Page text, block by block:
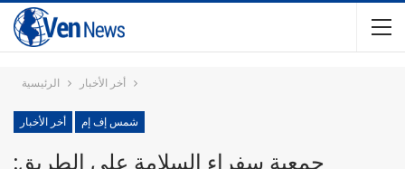
الرئيسية أخر الأخبار
أخر الأخبار شمس إف إم
جمعية سفراء السلامة على الطريق: